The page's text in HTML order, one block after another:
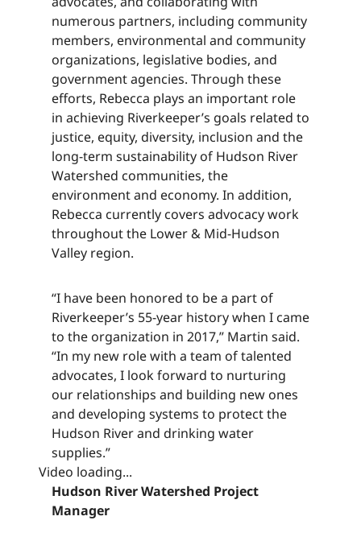
numerous partners, including community
members, environmental and community
organizations, legislative bodies, and
government agencies. Through these
efforts, Rebecca plays an important role
in achieving Riverkeeper’s goals related to
justice, equity, diversity, inclusion and the
long-term sustainability of Hudson River
Watershed communities, the
environment and economy. In addition,
Rebecca currently covers advocacy work
throughout the Lower & Mid-Hudson
Valley region.​​​​‌ ‍ ​‍​‍‌‍ ‌ ​‍‌‍‍‌‌‍‌ ‌‍‍‌‌‍ ‍​‍​‍​ ‍‍​‍​‍‌ ​ ‌‍​‌‌‍ ‍‌‍‍‌‌ ‌​‌ ‍‌​‍ ‍‌‍‍‌‌‍ ​‍​‍​‍ ​​‍​‍‌‍‍​‌ ​‍‌‍‌‌‌‍‌‍​‍​‍​ ‍‍​‍​‍‌‍‍​‌ ‌​‌ ‌​‌ ​​‌ ​ ​ ‍‍​‍ ​‍ ‌‍​ ‌‍ ‌‌ ​ ​‍ ‍‌‍ ‌‌‍​‌‌‍‍‌‌‍ ‍​‍ ‍​ ​‍​ ​​​ ​‍​ ‌​‌ ​‍‌‍‌‌‌‍‌​‌‍‌‌‌ ​ ‌‍‍‌‌‍‌ ‌‍ ‍​‍ ‍‌ ​‍‌‍‍‌‌ ‌‍‌‍‌‌‌ ​‍‌‍‍ ‌‍‌‌‌‍‌‌‌ ​​‌‍‌‌‌ ​‍​‍ ‍‌‍ ‌ ​‍‌‍‌ ​‍ ‌‍‍‌‌‍ ‍‌ ‌​‌‍‌‌‌‍ ‍‌ ‌​​‍ ‌‍‌‌‌‍‌​‌‍‍‌‌ ‌​​‍ ‌‍ ‌‌‍ ‌‍‌​‌‍‌‌​ ‌‌ ​​‌ ​‍‌‍‌‌‌ ​ ‌‍‌‌‌‍ ‍‌ ‌​‌‍​‌‌ ‌​‌‍‍‌‌‍ ‌‍ ‍​ ‍ ‌‍‍‌‌‍‌​​ ‌‌‍‌‍‌‍‌‌​ ‌​​ ​ ‌‍​‌​ ‍‌​ ‌ ​ ‌‍​‍ ‌​ ‍​​ ​ ​ ‍​​ ‍​​‍ ‌​ ‌​‌‍​‌​ ​‌​ ‌ ​‍ ‌‌‍​‍​ ‌ ‌‍​ ​ ​​​‍ ‌​ ‌​​ ‌‌​ ‌ ​ ‌​​ ​‍​ ‌‌​ ‍‌​ ​‌​ ​ ​ ‌‍​ ​ ‌‍​‌​ ‍ ‌ ‌​‌ ‍‌‌ ​​‌‍‌‌​ ‌‌‍​‌‌ ​‍‌ ‌​‌‍‍‌‌‍​ ‌‍ ​‌‍‌‌​ ‍ ‌ ​​‌‍​‌‌ ‌​‌‍‍​​ ‌‌‍​ ‌‍ ‌‍ ‍‌ ‌​‌‍‌‌‌‍ ‍‌ ‌​​‍‌‌​ ‌‌‌​​‍‌‌ ‌‍‍ ‌‍‌‌‌ ‍‌​‍‌‌​ ​ ‌​‌​​‍‌‌​ ​ ‌​‌​​‍‌‌​ ​‍​ ​‍‌‍​‍‌‍‌‍​ ​‍​ ​‌‌‍‌​‌‍‌‌​ ‍‌​ ‌‌‌‍​‌​ ‌‍​ ‌‍​ ‍​​‍‌‌​ ​‍​ ​‍​‍‌‌​ ‌‌‌​‌​​‍ ‍‌‍​ ‌‍‍​‌‍‍‌‌‍ ​‌‍‌​‌ ​‍‌‍‌‌‌‍ ‍​‍‌‌​ ‌‌‌​​‍‌‌ ‌‍‍ ‌‍‌‌‌ ‍‌​‍‌‌​ ​ ‌​‌​​‍‌‌​ ​ ‌​‌​​‍‌‌​ ​‍​ ​‍‌‍​‍‌‍‌‍​ ​‍​ ​‌‌‍‌​‌‍‌‌​ ‍‌​ ‌‌‌‍​‌​ ‌‍​ ‌‍​ ‍​​ ​​​‍‌‌​ ​‍​ ​‍​‍‌‌​ ‌‌‌​‌​​‍ ‍‌ ‌​‌‍‌‌‌ ‍​‌ ‌​​ ‌‍​‍‌‍​‌‌ ​ ‌‍‌‌‌‌‌‌‌ ​‍‌‍ ​​ ‌‌‍‍​‌ ‌​‌ ‌​‌ ​​‌ ​ ​‍‌‌​ ​ ‌​​‌​‍‌‌​ ​‍‌​‌‍​‍‌‌​ ​‍‌​‌‍‌‍​ ‌‍ ‌‌ ​ ​‍ ‍‌‍ ‌‌‍​‌‌‍‍‌‌‍ ‍​‍ ‍​ ​‍​ ​​​ ​‍​ ‌​‌ ​‍‌‍‌‌‌‍‌​‌‍‌‌‌ ​ ‌‍‍‌‌‍‌ ‌‍ ‍​‍ ‍‌ ​‍‌‍‍‌‌ ‌‍‌‍‌‌‌ ​‍‌‍‍ ‌‍‌‌‌‍‌‌‌ ​​‌‍‌‌‌ ​‍​‍ ‍‌‍ ‌ ​‍‌‍‌ ​‍‌‍‌‍‍‌‌‍‌​​ ‌‌‍‌‍‌‍‌‌​ ‌​​ ​ ‌‍​‌​ ‍‌​ ‌ ​ ‌‍​‍ ‌​ ‍​​ ​ ​ ‍​​ ‍​​‍ ‌​ ‌​‌‍​‌​ ​‌​ ‌ ​‍ ‌‌‍​‍​ ‌ ‌‍​ ​ ​​​‍ ‌​ ‌​​ ‌‌​ ‌ ​ ‌​​ ​‍​ ‌‌​ ‍‌​ ​‌​ ​ ​ ‌‍​ ​ ‌‍​‌​‍‌‍‌ ‌​‌ ‍‌‌ ​​‌‍‌‌​ ‌‌‍​‌‌ ​‍‌ ‌​‌‍‍‌‌‍​ ‌‍ ​‌‍‌‌​‍‌‍‌ ​​‌‍​‌‌ ‌​‌‍‍​​ ‌‌‍​ ‌‍ ‌‍ ‍‌ ‌​‌‍‌‌‌‍ ‍‌ ‌​​‍‌‌​ ‌‌‌​​‍‌‌ ‌‍‍ ‌‍‌‌‌ ‍‌​‍‌‌​ ​ ‌​‌​​‍‌‌​ ​ ‌​‌​​‍‌‌​ ​‍​ ​‍‌‍​‍‌‍‌‍​ ​‍​ ​‌‌‍‌​‌‍‌‌​ ‍‌​ ‌‌‌‍​‌​ ‌‍​ ‌‍​ ‍​​‍‌‌​ ​‍​ ​‍​‍‌‌​ ‌‌‌​‌​​‍ ‍‌‍​ ‌‍‍​‌‍‍‌‌‍ ​‌‍‌​‌ ​‍‌‍‌‌‌‍ ‍​‍‌‌​ ‌‌‌​​‍‌‌ ‌‍‍ ‌‍‌‌‌ ‍‌​‍‌‌​ ​ ‌​‌​​‍‌‌​ ​ ‌​‌​​‍‌‌​ ​‍​ ​‍‌‍​‍‌‍‌‍​ ​‍​ ​‌‌‍‌​‌‍‌‌​ ‍‌​ ‌‌‌‍​‌​ ‌‍​ ‌‍​ ‍​​ ​​​‍‌‌​ ​‍​ ​‍​‍‌‌​ ‌‌‌​‌​​‍ ‍‌ ‌​‌‍‌‌‌ ‍​‌ ‌​​‍‌‍‌ ​​‌‍‌‌‌ ​‍‌ ​ ‌ ​​‌‍‌‌‌‍​ ‌ ‌​‌‍‍‌‌ ‌‍‌‍‌‌​ ‌‌ ​​‌ ‌‌‌‍​‍‌‍ ​‌‍‍‌‌ ​ ‌‍‍​‌‍‌‌‌‍‌​​‍​‍‌ ‌
“I have been honored to be a part of
Riverkeeper’s 55-year history when I came
to the organization in 2017,” Martin said.
“In my new role with a team of talented
advocates, I look forward to nurturing
our relationships and building new ones
and developing systems to protect the
Hudson River and drinking water
supplies.”​​​​‌ ‍ ​‍​‍‌‍ ‌ ​‍‌‍‍‌‌‍‌ ‌‍‍‌‌‍ ‍​‍​‍​ ‍‍​‍​‍‌ ​ ‌‍​‌‌‍ ‍‌‍‍‌‌ ‌​‌ ‍‌​‍ ‍‌‍‍‌‌‍ ​‍​‍​‍ ​​‍​‍‌‍‍​‌ ​‍‌‍‌‌‌‍‌‍​‍​‍​ ‍‍​‍​‍‌‍‍​‌ ‌​‌ ‌​‌ ​​‌ ​ ​ ‍‍​‍ ​‍ ‌‍​ ‌‍ ‌‌ ​ ​‍ ‍‌‍ ‌‌‍​‌‌‍‍‌‌‍ ‍​‍ ‍​ ​‍​ ​​​ ​‍​ ‌​‌ ​‍‌‍‌‌‌‍‌​‌‍‌‌‌ ​ ‌‍‍‌‌‍‌ ‌‍ ‍​‍ ‍‌ ​‍‌‍‍‌‌ ‌‍‌‍‌‌‌ ​‍‌‍‍ ‌‍‌‌‌‍‌‌‌ ​​‌‍‌‌‌ ​‍​‍ ‍‌‍ ‌ ​‍‌‍‌ ​‍ ‌‍‍‌‌‍ ‍‌ ‌​‌‍‌‌‌‍ ‍‌ ‌​​‍ ‌‍‌‌‌‍‌​‌‍‍‌‌ ‌​​‍ ‌‍ ‌‌‍ ‌‍‌​‌‍‌‌​ ‌‌ ​​‌ ​‍‌‍‌‌‌ ​ ‌‍‌‌‌‍ ‍‌ ‌​‌‍​‌‌ ‌​‌‍‍‌‌‍ ‌‍ ‍​ ‍ ‌‍‍‌‌‍‌​​ ‌‌‍‌‍‌‍‌‌​ ‌​​ ​ ‌‍​‌​ ‍‌​ ‌ ​ ‌‍​‍ ‌​ ‍​​ ​ ​ ‍​​ ‍​​‍ ‌​ ‌​‌‍​‌​ ​‌​ ‌ ​‍ ‌‌‍​‍​ ‌ ‌‍​ ​ ​​​‍ ‌​ ‌​​ ‌‌​ ‌ ​ ‌​​ ​‍​ ‌‌​ ‍‌​ ​‌​ ​ ​ ‌‍​ ​ ‌‍​‌​ ‍ ‌ ‌​‌ ‍‌‌ ​​‌‍‌‌​ ‌‌‍​‌‌ ​‍‌ ‌​‌‍‍‌‌‍​ ‌‍ ​‌‍‌‌​ ‍ ‌ ​​‌‍​‌‌ ‌​‌‍‍​​ ‌‌‍​ ‌‍ ‌‍ ‍‌ ‌​‌‍‌‌‌‍ ‍‌ ‌​​‍‌‌​ ‌‌‌​​‍‌‌ ‌‍‍ ‌‍‌‌‌ ‍‌​‍‌‌​ ​ ‌​‌​​‍‌‌​ ​ ‌​‌​​‍‌‌​ ​‍​ ​‍​ ​ ‌‍​‍‌‍​‌‌‍‌‌‌‍​‍‌‍‌​​ ‌‌​ ​ ‌‍‌‌‌‍‌​‌‍​‌​ ‍‌​‍‌‌​ ​‍​ ​‍​‍‌‌​ ‌‌‌​‌​​‍ ‍‌‍​ ‌‍‍​‌‍‍‌‌‍ ​‌‍‌​‌ ​‍‌‍‌‌‌‍ ‍​‍‌‌​ ‌‌‌​​‍‌‌ ‌‍‍ ‌‍‌‌‌ ‍‌​‍‌‌​ ​ ‌​‌​​‍‌‌​ ​ ‌​‌​​‍‌‌​ ​‍​ ​‍​ ​ ‌‍​‍‌‍​‌‌‍‌‌‌‍​‍‌‍‌​​ ‌‌​ ​ ‌‍‌‌‌‍‌​‌‍​‌​ ‍‌​ ​​​‍‌‌​ ​‍​ ​‍​‍‌‌​ ‌‌‌​‌​​‍ ‍‌ ‌​‌‍‌‌‌ ‍​‌ ‌​​ ‌‍​‍‌‍​‌‌ ​ ‌‍‌‌‌‌‌‌‌ ​‍‌‍ ​​ ‌‌‍‍​‌ ‌​‌ ‌​‌ ​​‌ ​ ​‍‌‌​ ​ ‌​​‌​‍‌‌​ ​‍‌​‌‍​‍‌‌​ ​‍‌​‌‍‌‍​ ‌‍ ‌‌ ​ ​‍ ‍‌‍ ‌‌‍​‌‌‍‍‌‌‍ ‍​‍ ‍​ ​‍​ ​​​ ​‍​ ‌​‌ ​‍‌‍‌‌‌‍‌​‌‍‌‌‌ ​ ‌‍‍‌‌‍‌ ‌‍ ‍​‍ ‍‌ ​‍‌‍‍‌‌ ‌‍‌‍‌‌‌ ​‍‌‍‍ ‌‍‌‌‌‍‌‌‌ ​​‌‍‌‌‌ ​‍​‍ ‍‌‍ ‌ ​‍‌‍‌ ​‍‌‍‌‍‍‌‌‍‌​​ ‌‌‍‌‍‌‍‌‌​ ‌​​ ​ ‌‍​‌​ ‍‌​ ‌ ​ ‌‍​‍ ‌​ ‍​​ ​ ​ ‍​​ ‍​​‍ ‌​ ‌​‌‍​‌​ ​‌​ ‌ ​‍ ‌‌‍​‍​ ‌ ‌‍​ ​ ​​​‍ ‌​ ‌​​ ‌‌​ ‌ ​ ‌​​ ​‍​ ‌‌​ ‍‌​ ​‌​ ​ ​ ‌‍​ ​ ‌‍​‌​‍‌‍‌ ‌​‌ ‍‌‌ ​​‌‍‌‌​ ‌‌‍​‌‌ ​‍‌ ‌​‌‍‍‌‌‍​ ‌‍ ​‌‍‌‌​‍‌‍‌ ​​‌‍​‌‌ ‌​‌‍‍​​ ‌‌‍​ ‌‍ ‌‍ ‍‌ ‌​‌‍‌‌‌‍ ‍‌ ‌​​‍‌‌​ ‌‌‌​​‍‌‌ ‌‍‍ ‌‍‌‌‌ ‍‌​‍‌‌​ ​ ‌​‌​​‍‌‌​ ​ ‌​‌​​‍‌‌​ ​‍​ ​‍​ ​ ‌‍​‍‌‍​‌‌‍‌‌‌‍​‍‌‍‌​​ ‌‌​ ​ ‌‍‌‌‌‍‌​‌‍​‌​ ‍‌​‍‌‌​ ​‍​ ​‍​‍‌‌​ ‌‌‌​‌​​‍ ‍‌‍​ ‌‍‍​‌‍‍‌‌‍ ​‌‍‌​‌ ​‍‌‍‌‌‌‍ ‍​‍‌‌​ ‌‌‌​​‍‌‌ ‌‍‍ ‌‍‌‌‌ ‍‌​‍‌‌​ ​ ‌​‌​​‍‌‌​ ​ ‌​‌​​‍‌‌​ ​‍​ ​‍​ ​ ‌‍​‍‌‍​‌‌‍‌‌‌‍​‍‌‍‌​​ ‌‌​ ​ ‌‍‌‌‌‍‌​‌‍​‌​ ‍‌​ ​​​‍‌‌​ ​‍​ ​‍​‍‌‌​ ‌‌‌​‌​​‍ ‍‌ ‌​‌‍‌‌‌ ‍​‌ ‌​​‍‌‍‌ ​​‌‍‌‌‌ ​‍‌ ​ ‌ ​​‌‍‌‌‌‍​ ‌ ‌​‌‍‍‌‌ ‌‍‌‍‌‌​ ‌‌ ​​‌ ‌‌‌‍​‍‌‍ ​‌‍‍‌‌ ​ ‌‍‍​‌‍‌‌‌‍‌​​‍​‍‌ ‌
Video loading...
Hudson River Watershed Project
Manager​​​​‌ ‍ ​‍​‍‌‍ ‌ ​‍‌‍‍‌‌‍‌ ‌‍‍‌‌‍ ‍​‍​‍​ ‍‍​‍​‍‌ ​ ‌‍​‌‌‍ ‍‌‍‍‌‌ ‌​‌ ‍‌​‍ ‍‌‍‍‌‌‍ ​‍​‍​‍ ​​‍​‍‌‍‍​‌ ​‍‌‍‌‌‌‍‌‍​‍​‍​ ‍‍​‍​‍‌‍‍​‌ ‌​‌ ‌​‌ ​​‌ ​ ​ ‍‍​‍ ​‍ ‌‍​ ‌‍ ‌‌ ​ ​‍ ‍‌‍ ‌‌‍​‌‌‍‍‌‌‍ ‍​‍ ‍​ ​‍​ ​​​ ​‍​ ‌​‌ ​‍‌‍‌‌‌‍‌​‌‍‌‌‌ ​ ‌‍‍‌‌‍‌ ‌‍ ‍​‍ ‍‌ ​‍‌‍‍‌‌ ‌‍‌‍‌‌‌ ​‍‌‍‍ ‌‍‌‌‌‍‌‌‌ ​​‌‍‌‌‌ ​‍​‍ ‍‌‍ ‌ ​‍‌‍‌ ​‍ ‌‍‍‌‌‍ ‍‌ ‌​‌‍‌‌‌‍ ‍‌ ‌​​‍ ‌‍‌‌‌‍‌​‌‍‍‌‌ ‌​​‍ ‌‍ ‌‌‍ ‌‍‌​‌‍‌‌​ ‌‌ ​​‌ ​‍‌‍‌‌‌ ​ ‌‍‌‌‌‍ ‍‌ ‌​‌‍​‌‌ ‌​‌‍‍‌‌‍ ‌‍ ‍​ ‍ ‌‍‍‌‌‍‌​​ ‌‌‍‌‍‌‍‌‌​ ‌​​ ​ ‌‍​‌​ ‍‌​ ‌ ​ ‌‍​‍ ‌​ ‍​​ ​ ​ ‍​​ ‍​​‍ ‌​ ‌​‌‍​‌​ ​‌​ ‌ ​‍ ‌‌‍​‍​ ‌ ‌‍​ ​ ​​​‍ ‌​ ‌​​ ‌‌​ ‌ ​ ‌​​ ​‍​ ‌‌​ ‍‌​ ​‌​ ​ ​ ‌‍​ ​ ‌‍​‌​ ‍ ‌ ‌​‌ ‍‌‌ ​​‌‍‌‌​ ‌‌‍​‌‌ ​‍‌ ‌​‌‍‍‌‌‍​ ‌‍ ​‌‍‌‌​ ‍ ‌ ​​‌‍​‌‌ ‌​‌‍‍​​ ‌‌‍​ ‌‍ ‌‍ ‍‌ ‌​‌‍‌‌‌‍ ‍‌ ‌​​‍‌‌​ ‌‌‌​​‍‌‌ ‌‍‍ ‌‍‌‌‌ ‍‌​‍‌‌​ ​ ‌​‌​​‍‌‌​ ​ ‌​‌​​‍‌‌​ ​‍​ ​‍‌‍‌‍‌‍​‌‌‍‌‍‌‍​‌​ ​​‌‍‌‍‌‍​ ​ ‌ ​ ‌ ‌‍​ ​ ‍​‌‍​‌​‍‌‌​ ​‍​ ​‍​‍‌‌​ ‌‌‌​‌​​‍ ‍‌‍​ ‌‍‍​‌‍‍‌‌‍ ​‌‍‌​‌ ​‍‌‍‌‌‌‍ ‍​‍‌‌​ ‌‌‌​​‍‌‌ ‌‍‍ ‌‍‌‌‌ ‍‌​‍‌‌​ ​ ‌​‌​​‍‌‌​ ​ ‌​‌​​‍‌‌​ ​‍​ ​‍‌‍‌‍‌‍​‌‌‍‌‍‌‍​‌​ ​​‌‍‌‍‌‍​ ​ ‌ ​ ‌ ‌‍​ ​ ‍​‌‍​‌​ ​​​‍‌‌​ ​‍​ ​‍​‍‌‌​ ‌‌‌​‌​​‍ ‍‌ ‌​‌‍‌‌‌ ‍​‌ ‌​​ ‌‍​‍‌‍​‌‌ ​ ‌‍‌‌‌‌‌‌‌ ​‍‌‍ ​​ ‌‌‍‍​‌ ‌​‌ ‌​‌ ​​‌ ​ ​‍‌‌​ ​ ‌​​‌​‍‌‌​ ​‍‌​‌‍​‍‌‌​ ​‍‌​‌‍‌‍​ ‌‍ ‌‌ ​ ​‍ ‍‌‍ ‌‌‍​‌‌‍‍‌‌‍ ‍​‍ ‍​ ​‍​ ​​​ ​‍​ ‌​‌ ​‍‌‍‌‌‌‍‌​‌‍‌‌‌ ​ ‌‍‍‌‌‍‌ ‌‍ ‍​‍ ‍‌ ​‍‌‍‍‌‌ ‌‍‌‍‌‌‌ ​‍‌‍‍ ‌‍‌‌‌‍‌‌‌ ​​‌‍‌‌‌ ​‍​‍ ‍‌‍ ‌ ​‍‌‍‌ ​‍‌‍‌‍‍‌‌‍‌​​ ‌‌‍‌‍‌‍‌‌​ ‌​​ ​ ‌‍​‌​ ‍‌​ ‌ ​ ‌‍​‍ ‌​ ‍​​ ​ ​ ‍​​ ‍​​‍ ‌​ ‌​‌‍​‌​ ​‌​ ‌ ​‍ ‌‌‍​‍​ ‌ ‌‍​ ​ ​​​‍ ‌​ ‌​​ ‌‌​ ‌ ​ ‌​​ ​‍​ ‌‌​ ‍‌​ ​‌​ ​ ​ ‌‍​ ​ ‌‍​‌​‍‌‍‌ ‌​‌ ‍‌‌ ​​‌‍‌‌​ ‌‌‍​‌‌ ​‍‌ ‌​‌‍‍‌‌‍​ ‌‍ ​‌‍‌‌​‍‌‍‌ ​​‌‍​‌‌ ‌​‌‍‍​​ ‌‌‍​ ‌‍ ‌‍ ‍‌ ‌​‌‍‌‌‌‍ ‍‌ ‌​​‍‌‌​ ‌‌‌​​‍‌‌ ‌‍‍ ‌‍‌‌‌ ‍‌​‍‌‌​ ​ ‌​‌​​‍‌‌​ ​ ‌​‌​​‍‌‌​ ​‍​ ​‍‌‍‌‍‌‍​‌‌‍‌‍‌‍​‌​ ​​‌‍‌‍‌‍​ ​ ‌ ​ ‌ ‌‍​ ​ ‍​‌‍​‌​‍‌‌​ ​‍​ ​‍​‍‌‌​ ‌‌‌​‌​​‍ ‍‌‍​ ‌‍‍​‌‍‍‌‌‍ ​‌‍‌​‌ ​‍‌‍‌‌‌‍ ‍​‍‌‌​ ‌‌‌​​‍‌‌ ‌‍‍ ‌‍‌‌‌ ‍‌​‍‌‌​ ​ ‌​‌​​‍‌‌​ ​ ‌​‌​​‍‌‌​ ​‍​ ​‍‌‍‌‍‌‍​‌‌‍‌‍‌‍​‌​ ​​‌‍‌‍‌‍​ ​ ‌ ​ ‌ ‌‍​ ​ ‍​‌‍​‌​ ​​​‍‌‌​ ​‍​ ​‍​‍‌‌​ ‌‌‌​‌​​‍ ‍‌ ‌​‌‍‌‌‌ ‍​‌ ‌​​‍‌‍‌ ​​‌‍‌‌‌ ​‍‌ ​ ‌ ​​‌‍‌‌‌‍​ ‌ ‌​‌‍‍‌‌ ‌‍‌‍‌‌​ ‌‌ ​​‌ ‌‌‌‍​‍‌‍ ​‌‍‍‌‌ ​ ‌‍‍​‌‍‌‌‌‍‌​​‍​‍‌ ‌